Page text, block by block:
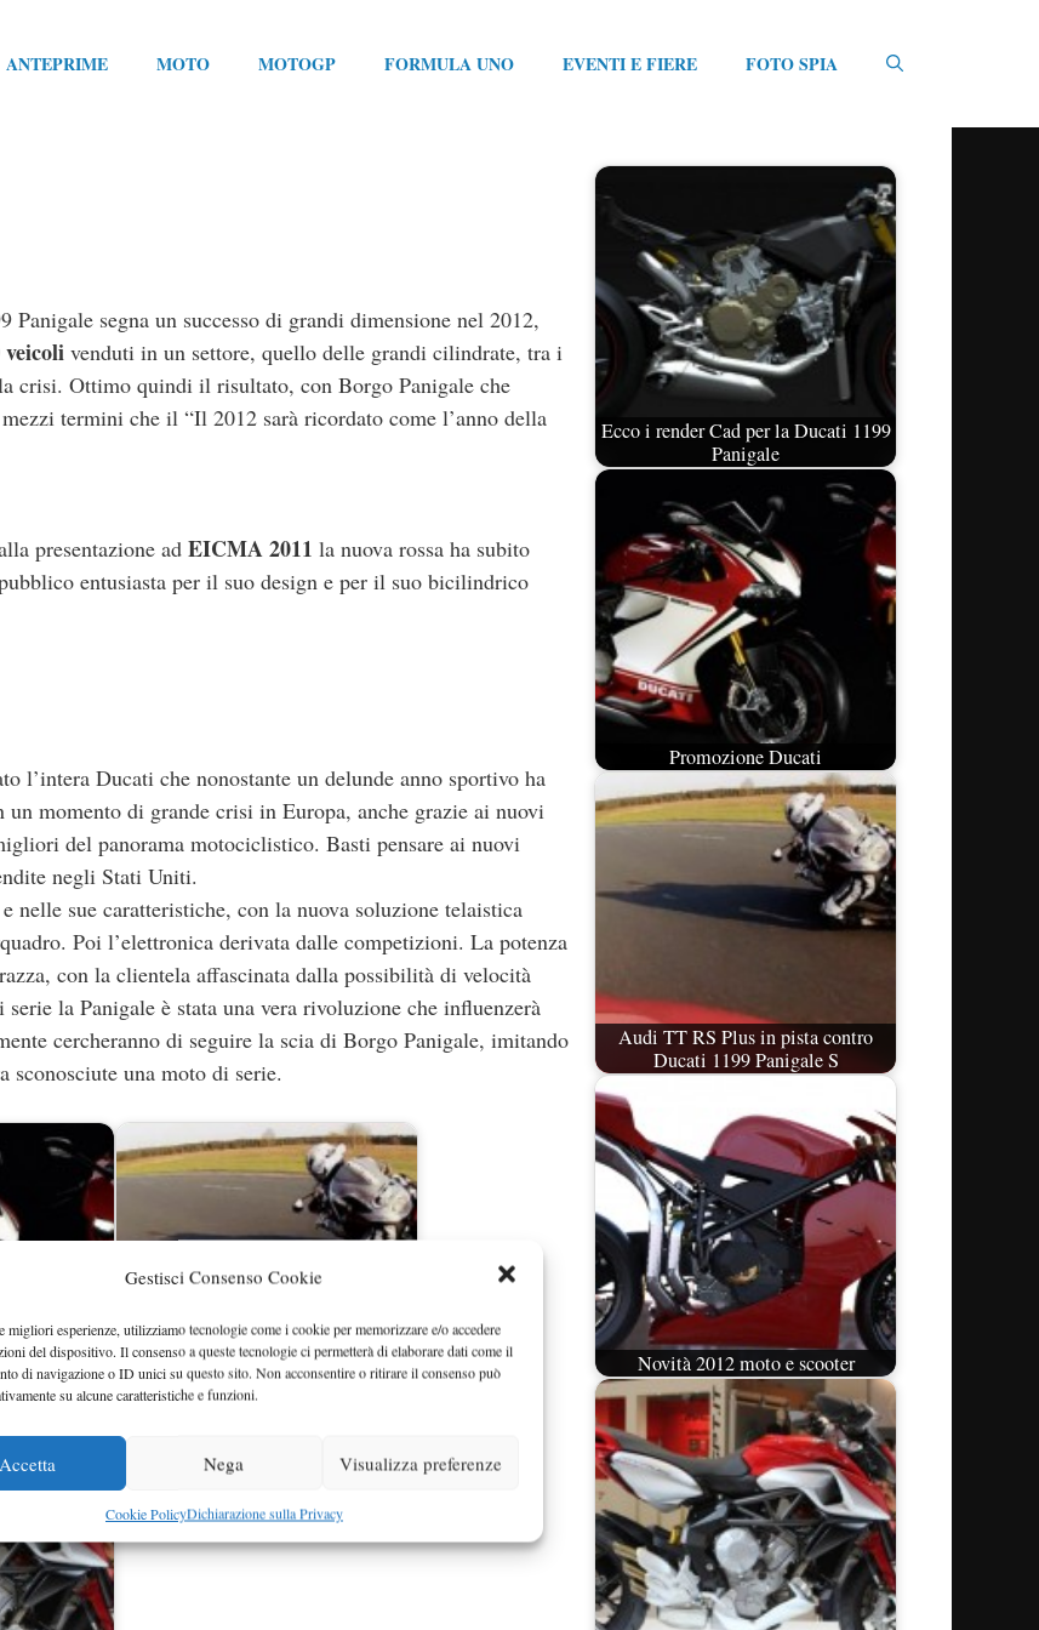
Gestisci Consenso Cookie
migliori esperienze, utilizziamo tecnologie come i cookie per memorizzare e/o accedere
del dispositivo. Il consenso a queste tecnologie ci permetterà di elaborare dati come il
di navigazione o ID unici su questo sito. Non acconsentire o ritirare il consenso può
su alcune caratteristiche e funzioni.
Accetta Nega Visualizza preferenze
Cookie PolicyDichiarazione sulla Privacy
ANTEPRIME MOTO MOTOGP FORMULA UNO EVENTI E FIERE FOTO SPIA
Panigale segna un successo di grandi dimensione nel 2012,
veicoli venduti in un settore, quello delle grandi cilindrate, tra i
crisi. Ottimo quindi il risultato, con Borgo Panigale che
termini che il “Il 2012 sarà ricordato come l’anno della
presentazione ad EICMA 2011 la nuova rossa ha subito
entusiasta per il suo design e per il suo bicilindrico
l’intera Ducati che nonostante un delunde anno sportivo ha
momento di grande crisi in Europa, anche grazie ai nuovi
del panorama motociclistico. Basti pensare ai nuovi
negli Stati Uniti.
nelle sue caratteristiche, con la nuova soluzione telaistica
Poi l’elettronica derivata dalle competizioni. La potenza
con la clientela affascinata dalla possibilità di velocità
la Panigale è stata una vera rivoluzione che influenzerà
cercheranno di seguire la scia di Borgo Panigale, imitando
sconosciute una moto di serie.
Audi TT RS Plus in pista contro
Ducati 1199 Panigale S
Ecco i render Cad per la Ducati 1199
Panigale
Promozione Ducati
Audi TT RS Plus in pista contro
Ducati 1199 Panigale S
Novità 2012 moto e scooter